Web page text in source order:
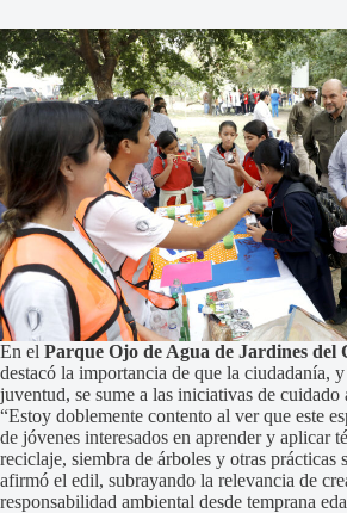
En el Parque Ojo de Agua de Jardines del
destacó la importancia de que la ciudadanía,
juventud, se sume a las iniciativas de cuidado
“Estoy doblemente contento al ver que este
de jóvenes interesados en aprender y aplicar
reciclaje, siembra de árboles y otras prácticas
afirmó el edil, subrayando la relevancia de
responsabilidad ambiental desde temprana